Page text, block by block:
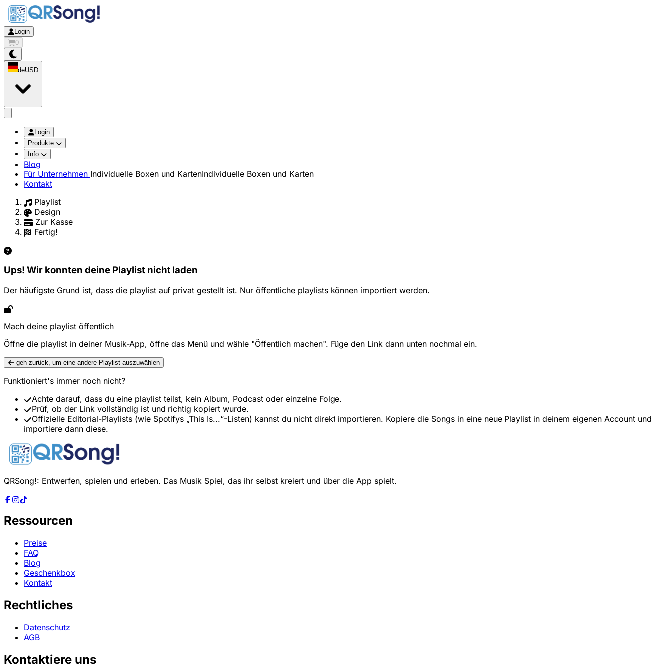
Login
0
deUSD
Login
Produkte
Info
Blog
Für Unternehmen Individuelle Boxen und KartenIndividuelle Boxen und Karten
Kontakt
Playlist
Design
Zur Kasse
Fertig!
Ups! Wir konnten deine Playlist nicht laden
Der häufigste Grund ist, dass die playlist auf privat gestellt ist. Nur öffentliche playlists können importiert werden.
Mach deine playlist öffentlich
Öffne die playlist in deiner Musik-App, öffne das Menü und wähle "Öffentlich machen". Füge den Link dann unten nochmal ein.
geh zurück, um eine andere Playlist auszuwählen
Funktioniert's immer noch nicht?
Achte darauf, dass du eine playlist teilst, kein Album, Podcast oder einzelne Folge.
Prüf, ob der Link vollständig ist und richtig kopiert wurde.
Offizielle Editorial-Playlists (wie Spotifys „This Is...“-Listen) kannst du nicht direkt importieren. Kopiere die Songs in eine neue Playlist in deinem eigenen Account und
importiere dann diese.
QRSong!: Entwerfen, spielen und erleben. Das Musik Spiel, das ihr selbst kreiert und über die App spielt.
Ressourcen
Preise
FAQ
Blog
Geschenkbox
Kontakt
Rechtliches
Datenschutz
AGB
Kontaktiere uns